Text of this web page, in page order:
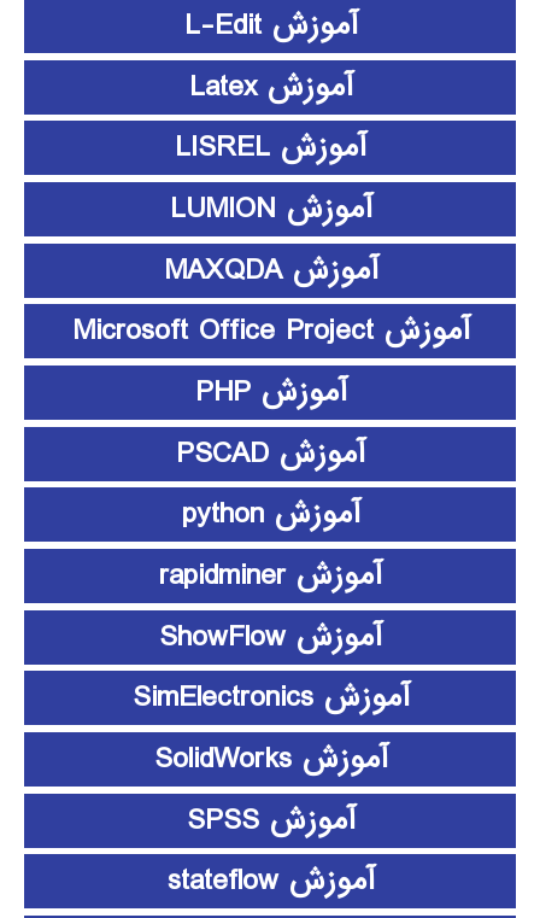
آموزش L-Edit
آموزش Latex
آموزش LISREL
آموزش LUMION
آموزش MAXQDA
آموزش Microsoft Office Project
آموزش PHP
آموزش PSCAD
آموزش python
آموزش rapidminer
آموزش ShowFlow
آموزش SimElectronics
آموزش SolidWorks
آموزش SPSS
آموزش stateflow